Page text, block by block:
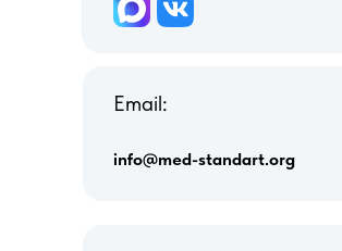
info@med-standart.org
Email: